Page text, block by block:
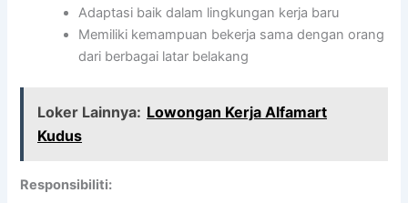
Adaptasi baik dalam lingkungan kerja baru
Memiliki kemampuan bekerja sama dengan orang
dari berbagai latar belakang
Loker Lainnya: Lowongan Kerja Alfamart
Kudus
Responsibiliti: